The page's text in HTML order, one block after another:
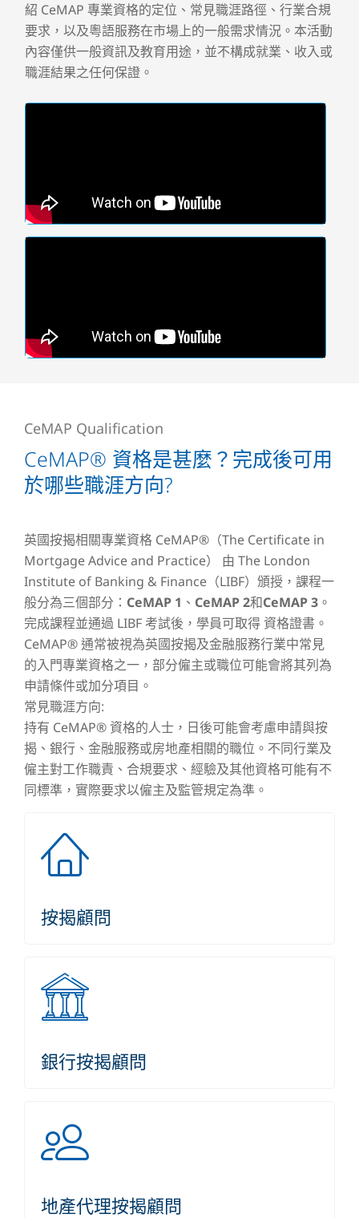
紹 CeMAP 專業資格的定位、常見職涯路徑、行業合規
要求，以及粵語服務在市場上的一般需求情況。本活動
內容僅供一般資訊及教育用途，並不構成就業、收入或
職涯結果之任何保證。
CeMAP Qualification
CeMAP® 資格是甚麼？完成後可用
於哪些職涯方向?
英國按揭相關專業資格 CeMAP®（The Certificate in
Mortgage Advice and Practice） 由 The London
Institute of Banking & Finance（LIBF）頒授，課程一
般分為三個部分： CeMAP 1 、 CeMAP 2和CeMAP 3 。
完成課程並通過 LIBF 考試後，學員可取得 資格證書。
CeMAP® 通常被視為英國按揭及金融服務行業中常見
的入門專業資格之一，部分僱主或職位可能會將其列為
申請條件或加分項目。
常見職涯方向:
持有 CeMAP® 資格的人士，日後可能會考慮申請與按
揭、銀行、金融服務或房地產相關的職位。不同行業及
僱主對工作職責、合規要求、經驗及其他資格可能有不
同標準，實際要求以僱主及監管規定為準。
按揭顧問
銀行按揭顧問
地產代理按揭顧問